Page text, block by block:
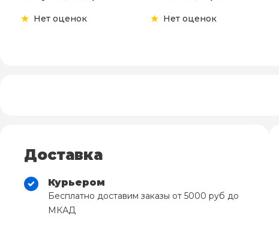
Нет оценок Нет оценок
Доставка
Курьером
Бесплатно доставим заказы от 5000 руб до
МКАД